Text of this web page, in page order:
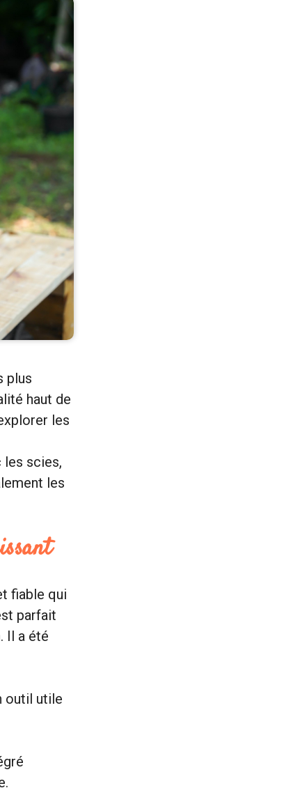
plus
haut de
les
scies,
les
fiable qui
parfait
Il a été
outil utile